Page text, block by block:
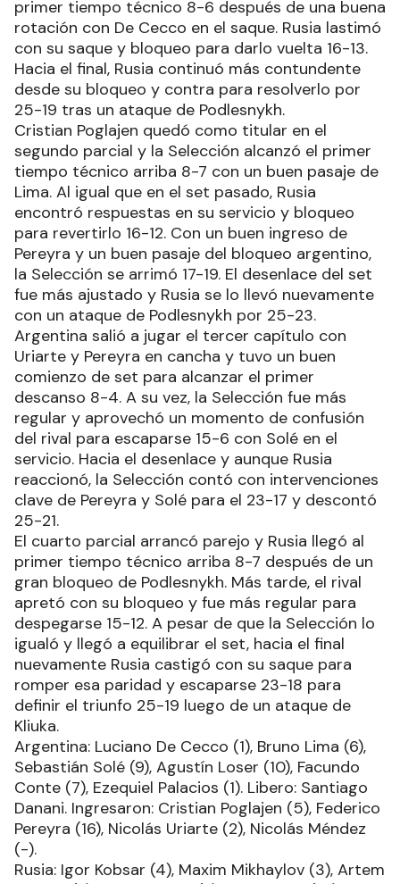
primer tiempo técnico 8-6 después de una buena
rotación con De Cecco en el saque. Rusia lastimó
con su saque y bloqueo para darlo vuelta 16-13.
Hacia el final, Rusia continuó más contundente
desde su bloqueo y contra para resolverlo por
25-19 tras un ataque de Podlesnykh.
Cristian Poglajen quedó como titular en el
segundo parcial y la Selección alcanzó el primer
tiempo técnico arriba 8-7 con un buen pasaje de
Lima. Al igual que en el set pasado, Rusia
encontró respuestas en su servicio y bloqueo
para revertirlo 16-12. Con un buen ingreso de
Pereyra y un buen pasaje del bloqueo argentino,
la Selección se arrimó 17-19. El desenlace del set
fue más ajustado y Rusia se lo llevó nuevamente
con un ataque de Podlesnykh por 25-23.
Argentina salió a jugar el tercer capítulo con
Uriarte y Pereyra en cancha y tuvo un buen
comienzo de set para alcanzar el primer
descanso 8-4. A su vez, la Selección fue más
regular y aprovechó un momento de confusión
del rival para escaparse 15-6 con Solé en el
servicio. Hacia el desenlace y aunque Rusia
reaccionó, la Selección contó con intervenciones
clave de Pereyra y Solé para el 23-17 y descontó
25-21.
El cuarto parcial arrancó parejo y Rusia llegó al
primer tiempo técnico arriba 8-7 después de un
gran bloqueo de Podlesnykh. Más tarde, el rival
apretó con su bloqueo y fue más regular para
despegarse 15-12. A pesar de que la Selección lo
igualó y llegó a equilibrar el set, hacia el final
nuevamente Rusia castigó con su saque para
romper esa paridad y escaparse 23-18 para
definir el triunfo 25-19 luego de un ataque de
Kliuka.
Argentina: Luciano De Cecco (1), Bruno Lima (6),
Sebastián Solé (9), Agustín Loser (10), Facundo
Conte (7), Ezequiel Palacios (1). Libero: Santiago
Danani. Ingresaron: Cristian Poglajen (5), Federico
Pereyra (16), Nicolás Uriarte (2), Nicolás Méndez
(-).
Rusia: Igor Kobsar (4), Maxim Mikhaylov (3), Artem